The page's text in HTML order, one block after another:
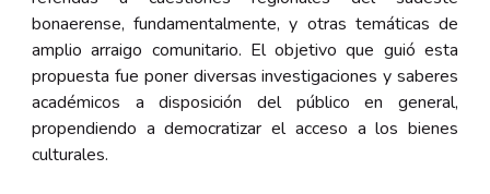
bonaerense, fundamentalmente, y otras temáticas de
amplio arraigo comunitario. El objetivo que guió esta
propuesta fue poner diversas investigaciones y saberes
académicos a disposición del público en general,
propendiendo a democratizar el acceso a los bienes
culturales.